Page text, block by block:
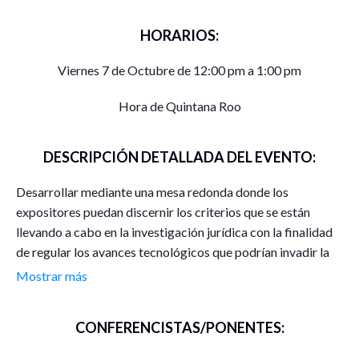
HORARIOS:
Viernes 7 de Octubre de 12:00 pm a 1:00 pm
Hora de Quintana Roo
DESCRIPCIÓN DETALLADA DEL EVENTO:
Desarrollar mediante una mesa redonda donde los
expositores puedan discernir los criterios que se están
llevando a cabo en la investigación jurídica con la finalidad
de regular los avances tecnológicos que podrían invadir la
esfera de privacidad de los pensamientos de las personas e
Mostrar más
CONFERENCISTAS/PONENTES: